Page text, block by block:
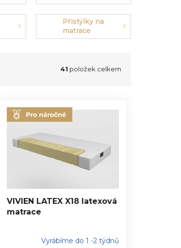
Přistýlky na
matrace
41 položek celkem
VIVIEN LATEX X18 latexová
matrace
Vyrábíme do 1 -2 týdnů